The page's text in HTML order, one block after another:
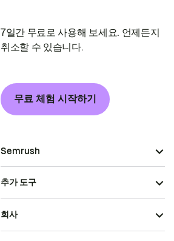
7일간 무료로 사용해 보세요. 언제든지
취소할 수 있습니다.
무료 체험 시작하기
Semrush
추가 도구
회사